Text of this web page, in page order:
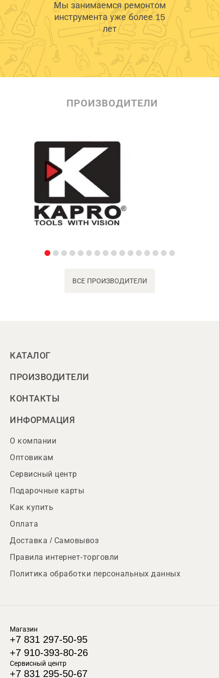
Мы занимаемся ремонтом
инструмента уже более 15
лет
ПРОИЗВОДИТЕЛИ
ВСЕ ПРОИЗВОДИТЕЛИ
КАТАЛОГ
ПРОИЗВОДИТЕЛИ
КОНТАКТЫ
ИНФОРМАЦИЯ
О компании
Оптовикам
Сервисный центр
Подарочные карты
Как купить
Оплата
Доставка / Самовывоз
Правила интернет-торговли
Политика обработки персональных данных
Магазин
+7 831 297-50-95
+7 910-393-80-26
Сервисный центр
+7 831 295-50-67